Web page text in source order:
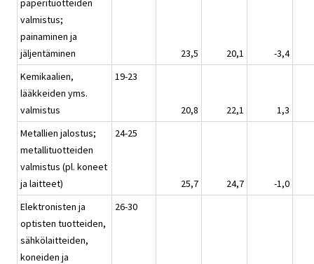
paperituotteiden
valmistus;
painaminen ja
jäljentäminen
23,5 20,1
-3,4
Kemikaalien,
lääkkeiden yms.
valmistus
19-23
20,8 22,1
1,3
Metallien jalostus;
metallituotteiden
valmistus (pl. koneet
ja laitteet)
24-25
25,7 24,7
-1,0
Elektronisten ja
optisten tuotteiden,
sähkölaitteiden,
koneiden ja
26-30